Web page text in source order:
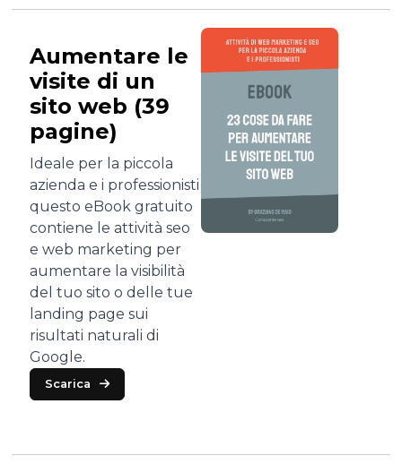
Aumentare le
visite di un
sito web (39
pagine)
Ideale per la piccola
azienda e i professionisti
questo eBook gratuito
contiene le attività seo
e web marketing per
aumentare la visibilità
del tuo sito o delle tue
landing page sui
risultati naturali di
Google.
Scarica